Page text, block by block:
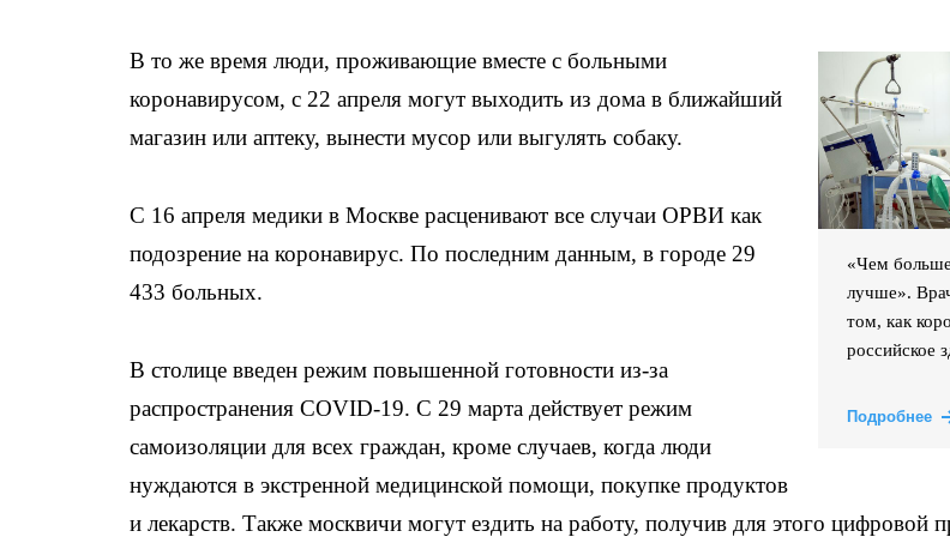
«Чем
лучше».
том, как
российское
Подробнее
В то же время люди, проживающие вместе с больными
коронавирусом, с 22 апреля могут выходить из дома в ближайший
магазин или аптеку, вынести мусор или выгулять собаку.
С 16 апреля медики в Москве расценивают все случаи ОРВИ как
подозрение на коронавирус. По последним данным, в городе 29
433 больных.
В столице введен режим повышенной готовности из-за
распространения COVID-19. С 29 марта действует режим
самоизоляции для всех граждан, кроме случаев, когда люди
нуждаются в экстренной медицинской помощи, покупке продуктов
и лекарств. Также москвичи могут ездить на работу, получив для этого цифровой